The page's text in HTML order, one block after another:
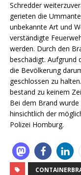
Schredder
gerieten die
unbekannte Art und
verständigte
werden. Durch den
beschädigt. Aufgrund
die Bevölkerung
geschlossen zu
bestand zu keinem
Bei dem Brand
hinsichtlich der
Polizei Homburg.